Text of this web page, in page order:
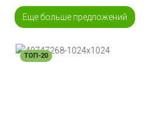
Еще больше предложений
ТОП-20